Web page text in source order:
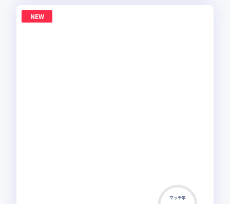
NEW
マッチ率